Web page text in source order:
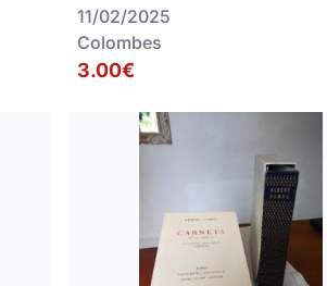
11/02/2025
Colombes
3.00€